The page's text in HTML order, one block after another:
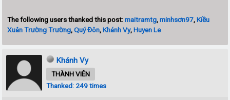
The following users thanked this post:maitramtg,minhsơn97,Kiều
Xuân Trường Trường,Quý Đôn,Khánh Vy,Huyen Le
Khánh Vy
THÀNH VIÊN
Thanked: 249 times